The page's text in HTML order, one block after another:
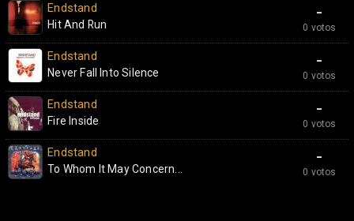
-
0 votos
Endstand
Hit And Run
-
0 votos
Endstand
Never Fall Into Silence
-
0 votos
Endstand
Fire Inside
-
0 votos
Endstand
To Whom It May Concern...